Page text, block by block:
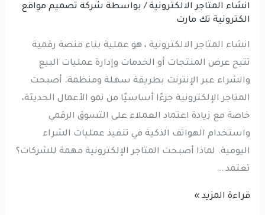
انشاء المتاجر الالكترونية / بواسطة شركة تصميم مواقع
الكترونية تك مارت
انشاء المتاجر الالكترونية ، هو عملية بناء منصة رقمية
تتيح عرض المنتجات أو الخدمات وإدارة عمليات البيع
والشراء عبر الإنترنت بطريقة سهلة ومنظمة. أصبحت
المتاجر الإلكترونية جزءًا أساسيًا من نمو الأعمال الحديثة،
خاصة مع زيادة اعتماد العملاء على التسوق الرقمي
واستخدام الهواتف الذكية في تنفيذ عمليات الشراء
اليومية. لماذا أصبحت المتاجر الإلكترونية مهمة للشركات؟
تعتمد …
انشاء
قراءة المزيد »